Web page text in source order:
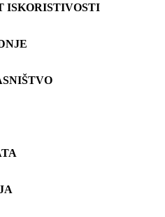
ISKORISTIVOSTI